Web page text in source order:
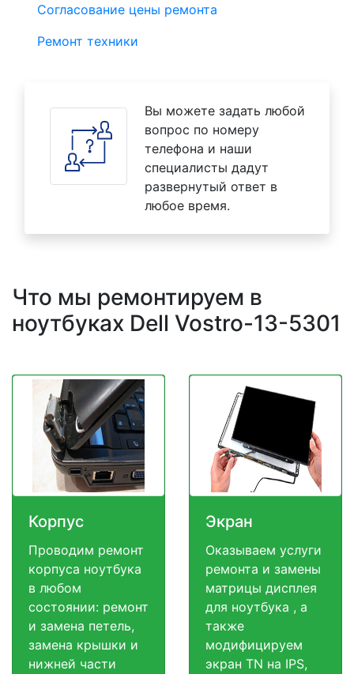
Согласование цены ремонта
Ремонт техники
Вы можете задать любой
вопрос по номеру
телефона и наши
специалисты дадут
развернутый ответ в
любое время.
Что мы ремонтируем в
ноутбуках Dell Vostro-13-5301
Корпус
Проводим ремонт
корпуса ноутбука
в любом
состоянии: ремонт
и замена петель,
замена крышки и
нижней части
Экран
Оказываем услуги
ремонта и замены
матрицы дисплея
для ноутбука , а
также
модифицируем
экран TN на IPS,